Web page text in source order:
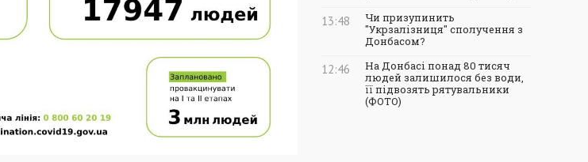
13:48
Чи призупинить
"Укрзалізниця" сполучення з
Донбасом?
12:46
На Донбасі понад 80 тисяч
людей залишилося без води,
її підвозять рятувальники
(ФОТО)